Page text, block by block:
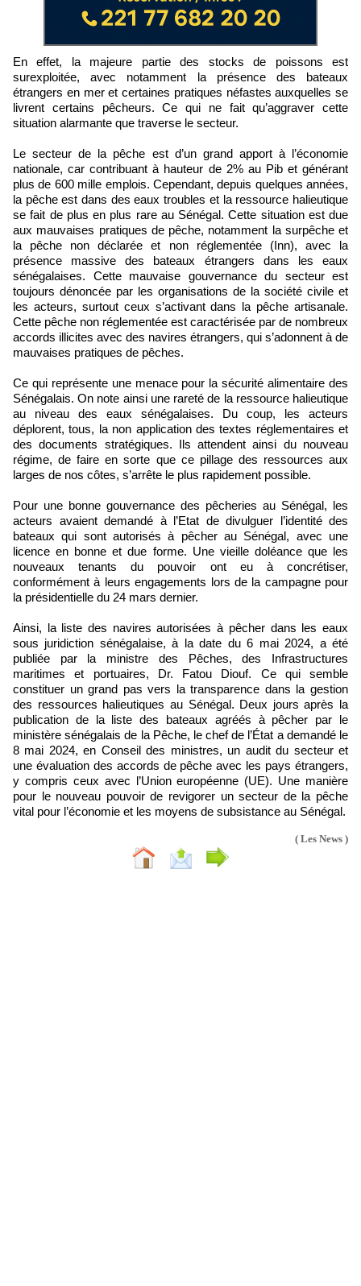
En effet, la majeure partie des stocks de poissons est
surexploitée, avec notamment la présence des bateaux
étrangers en mer et certaines pratiques néfastes auxquelles se
livrent certains pêcheurs. Ce qui ne fait qu’aggraver cette
situation alarmante que traverse le secteur.
Le secteur de la pêche est d’un grand apport à l’économie
nationale, car contribuant à hauteur de 2% au Pib et générant
plus de 600 mille emplois. Cependant, depuis quelques années,
la pêche est dans des eaux troubles et la ressource halieutique
se fait de plus en plus rare au Sénégal. Cette situation est due
aux mauvaises pratiques de pêche, notamment la surpêche et
la pêche non déclarée et non réglementée (Inn), avec la
présence massive des bateaux étrangers dans les eaux
sénégalaises. Cette mauvaise gouvernance du secteur est
toujours dénoncée par les organisations de la société civile et
les acteurs, surtout ceux s’activant dans la pêche artisanale.
Cette pêche non réglementée est caractérisée par de nombreux
accords illicites avec des navires étrangers, qui s’adonnent à de
mauvaises pratiques de pêches.
Ce qui représente une menace pour la sécurité alimentaire des
Sénégalais. On note ainsi une rareté de la ressource halieutique
au niveau des eaux sénégalaises. Du coup, les acteurs
déplorent, tous, la non application des textes réglementaires et
des documents stratégiques. Ils attendent ainsi du nouveau
régime, de faire en sorte que ce pillage des ressources aux
larges de nos côtes, s’arrête le plus rapidement possible.
Pour une bonne gouvernance des pêcheries au Sénégal, les
acteurs avaient demandé à l’Etat de divulguer l’identité des
bateaux qui sont autorisés à pêcher au Sénégal, avec une
licence en bonne et due forme. Une vieille doléance que les
nouveaux tenants du pouvoir ont eu à concrétiser,
conformément à leurs engagements lors de la campagne pour
la présidentielle du 24 mars dernier.
Ainsi, la liste des navires autorisées à pêcher dans les eaux
sous juridiction sénégalaise, à la date du 6 mai 2024, a été
publiée par la ministre des Pêches, des Infrastructures
maritimes et portuaires, Dr. Fatou Diouf. Ce qui semble
constituer un grand pas vers la transparence dans la gestion
des ressources halieutiques au Sénégal. Deux jours après la
publication de la liste des bateaux agréés à pêcher par le
ministère sénégalais de la Pêche, le chef de l’État a demandé le
8 mai 2024, en Conseil des ministres, un audit du secteur et
une évaluation des accords de pêche avec les pays étrangers,
y compris ceux avec l’Union européenne (UE). Une manière
pour le nouveau pouvoir de revigorer un secteur de la pêche
vital pour l’économie et les moyens de subsistance au Sénégal.
( Les News )